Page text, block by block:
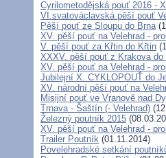
Cyrilometodějská pouť 2016 -
VI.svatováclavská pěší pouť
Pěší pouť ze Sloupu do Brna
XV. pěší pouť na Velehrad -
V. pěší pouť za Křtin do Křtin
XXXV. pěší pouť z Krakova do
XV. pěší pouť na Velehrad -
Jubilejní X. CYKLOPOUŤ do
XV. národní pěší pouť na
Misijní pouť ve Vranově nad
Trnava - Šaštín (- Velehrad)
Železný poutník 2015
XV. pěší pouť na Velehrad -
Trailer Poutník (01.11.2014)
Povelehradské setkání